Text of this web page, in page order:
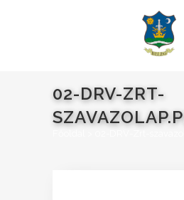
02-DRV-ZRT-